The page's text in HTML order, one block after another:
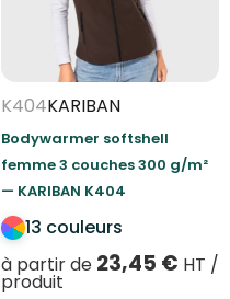
K404KARIBAN
Bodywarmer softshell
femme 3 couches 300 g/m²
— KARIBAN K404
13 couleurs
à partir de 23,45 € HT /
produit